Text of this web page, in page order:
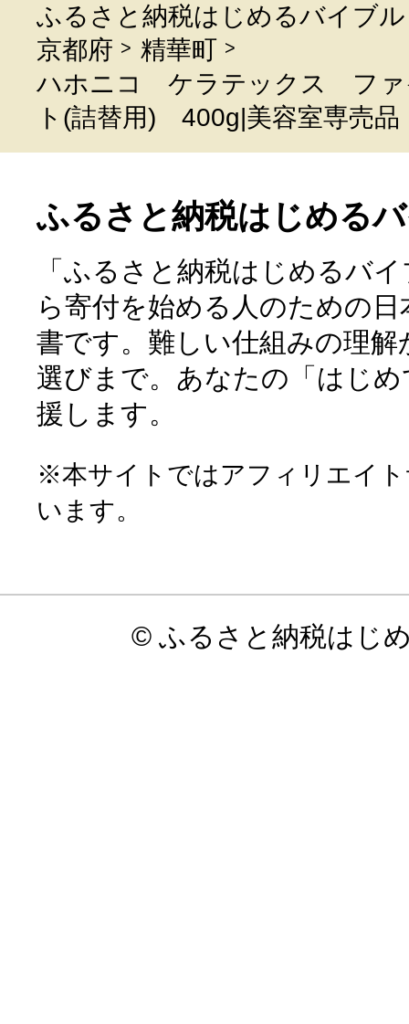
ふるさと納税はじめるバイブル
京都府
精華町
ハホニコ ケラテックス ファ
ト(詰替用) 400g|美容室専売品
ふるさと納税はじめる
「ふるさと納税はじめるバ
ら寄付を始める人のための
書です。難しい仕組みの理
選びまで。あなたの「はじ
援します。
※本サイトではアフィリエイ
います。
© ふるさと納税はじ